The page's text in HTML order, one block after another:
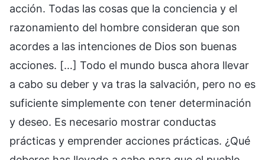
acción. Todas las cosas que la conciencia y el
razonamiento del hombre consideran que son
acordes a las intenciones de Dios son buenas
acciones. […] Todo el mundo busca ahora llevar
a cabo su deber y va tras la salvación, pero no es
suficiente simplemente con tener determinación
y deseo. Es necesario mostrar conductas
prácticas y emprender acciones prácticas. ¿Qué